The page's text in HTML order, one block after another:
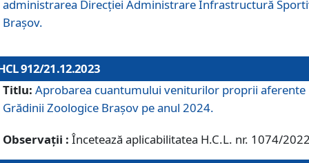
administrarea Direcției Administrare Infrastructură
Brașov.
912/21.12.2023
Titlu: Aprobarea cuantumului veniturilor proprii aferente
Grădinii Zoologice Braşov pe anul 2024.
Observații : Încetează aplicabilitatea H.C.L. nr. 1074/